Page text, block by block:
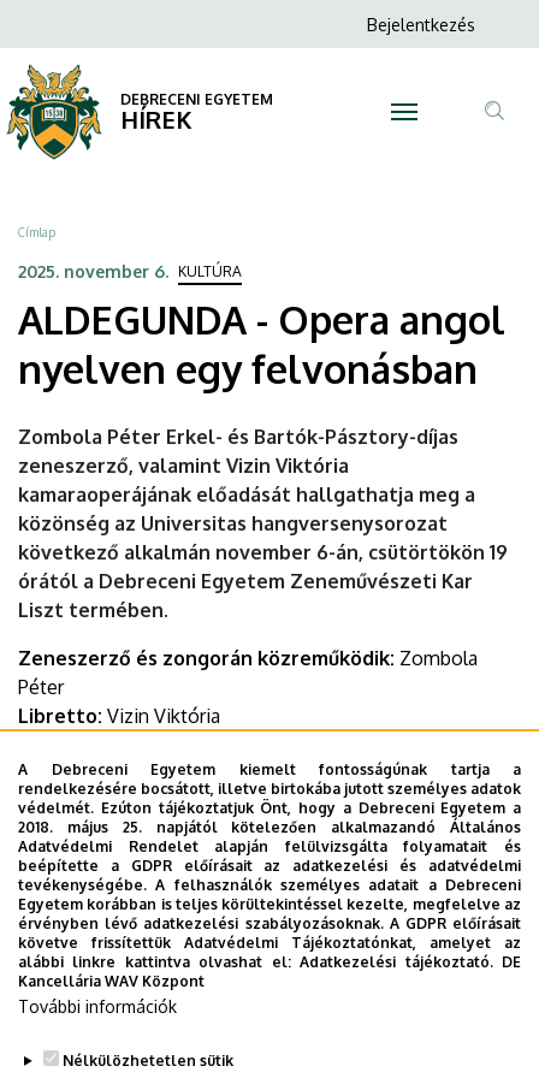
Opera
angol
nyelven
egy
felvonásban
DEBRECENI
EGYETEM
a
tartalomra
Anonim
menüje
Bejelentkezés
DEBRECENI EGYETEM
HÍREK
Morzsa
Címlap
2025. november 6. KULTÚRA
ALDEGUNDA - Opera angol
nyelven egy felvonásban
Zombola Péter Erkel- és Bartók-Pásztory-díjas
zeneszerző, valamint Vizin Viktória
kamaraoperájának előadását hallgathatja meg a
közönség az Universitas hangversenysorozat
következő alkalmán november 6-án, csütörtökön 19
órától a Debreceni Egyetem Zeneművészeti Kar
Liszt termében.
Zeneszerző és zongorán közreműködik: Zombola
Péter
Libretto: Vizin Viktória
Időpont:2025. november 6. csütörtök 19.00 óra
Helyszín:Debreceni Egyetem Zeneművészeti Kar – Liszt
terem
További részletek:
https://music.unideb.hu/node/2346/
Last update: 2025. 10. 29. 15:49
A Debreceni Egyetem kiemelt fontosságúnak tartja a
rendelkezésére bocsátott, illetve birtokába jutott személyes adatok
védelmét. Ezúton tájékoztatjuk Önt, hogy a Debreceni Egyetem a
2018. május 25. napjától kötelezően alkalmazandó Általános
Adatvédelmi Rendelet alapján felülvizsgálta folyamatait és
beépítette a GDPR előírásait az adatkezelési és adatvédelmi
tevékenységébe. A felhasználók személyes adatait a Debreceni
Egyetem korábban is teljes körültekintéssel kezelte, megfelelve az
érvényben lévő adatkezelési szabályozásoknak. A GDPR előírásait
követve frissítettük Adatvédelmi Tájékoztatónkat, amelyet az
alábbi linkre kattintva olvashat el:Adatkezelési tájékoztató. DE
Kancellária WAV Központ
További információk
Nélkülözhetetlen sütik